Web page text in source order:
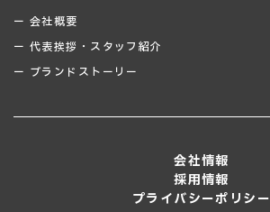
ー 会社概要
ー 代表挨拶・スタッフ紹介
ー ブランドストーリー
会社情報
採用情報
プライバシーポリシー